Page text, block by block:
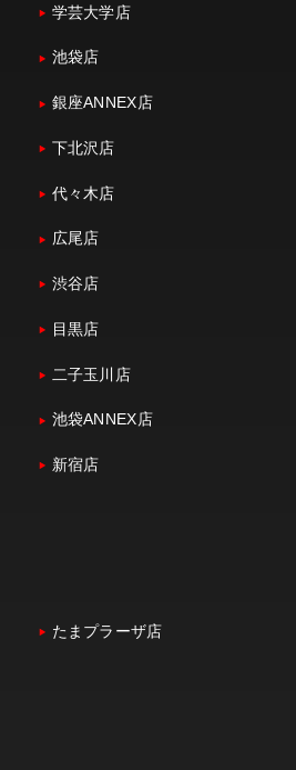
学芸大学店
池袋店
銀座ANNEX店
下北沢店
代々木店
広尾店
渋谷店
目黒店
二子玉川店
池袋ANNEX店
新宿店
たまプラーザ店